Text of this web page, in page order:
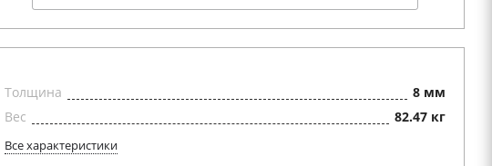
Толщина
8 мм
Вес
82.47 кг
Все характеристики